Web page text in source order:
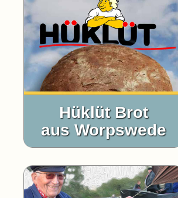
Hüklüt Brot
aus Worpswede